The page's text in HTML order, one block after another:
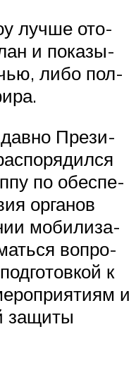
луч­ше ото­
и пока­зы­
либо пол­
Пре­зи­
по обес­пе­
орга­нов
моби­ли­за­
вопро­
к
и
защи­ты